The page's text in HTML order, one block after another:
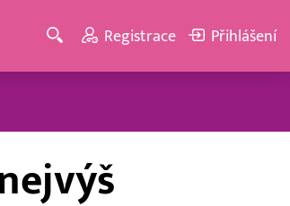
Registrace Přihlášení